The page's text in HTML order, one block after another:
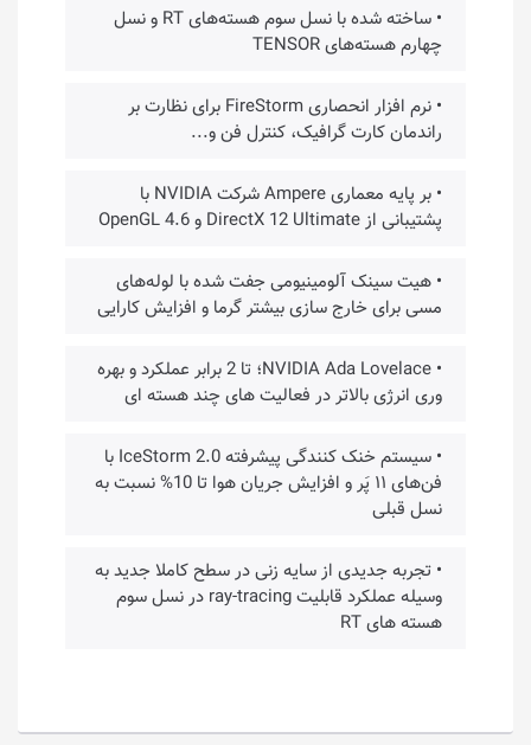
• ساخته شده با نسل سوم هسته‌های RT و نسل
چهارم هسته‌های TENSOR
• نرم افزار انحصاری FireStorm برای نظارت بر
راندمان کارت گرافیک، کنترل فن و...
• بر پایه معماری Ampere شرکت NVIDIA با
پشتیبانی از DirectX 12 Ultimate و OpenGL 4.6
• هیت سینک آلومینیومی جفت شده با لوله‌های
مسی برای خارج سازی بیشتر گرما و افزایش کارایی
• NVIDIA Ada Lovelace؛ تا 2 برابر عملکرد و بهره
وری انرژی بالاتر در فعالیت های چند هسته ای
• سیستم خنک کنندگی پیشرفته IceStorm 2.0 با
فن‌های ۱۱ پَر و افزایش جریان هوا تا 10% نسبت به
نسل قبلی
• تجربه جدیدی از سایه زنی در سطح کاملا جدید به
وسیله عملکرد قابلیت ray-tracing در نسل سوم
هسته های RT